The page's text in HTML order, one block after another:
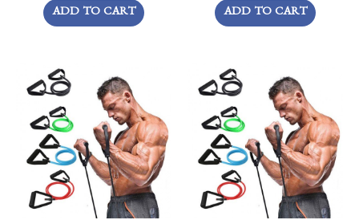
ADD TO CART ADD TO CART